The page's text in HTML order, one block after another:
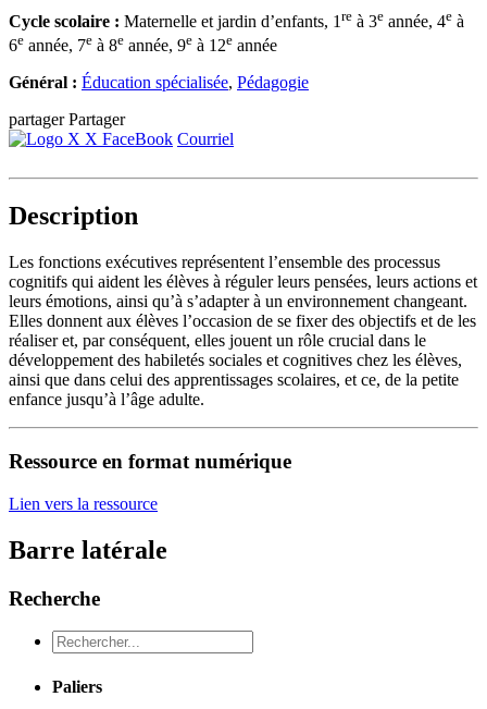
Cycle scolaire : Maternelle et jardin d’enfants, 1 re à 3e année, 4e à
6e année, 7e à 8e année, 9e à 12e année
Général : Éducation spécialisée, Pédagogie
partagerPartager
X FaceBook Courriel
Description
Les fonctions exécutives représentent l’ensemble des processus
cognitifs qui aident les élèves à réguler leurs pensées, leurs actions et
leurs émotions, ainsi qu’à s’adapter à un environnement changeant.
Elles donnent aux élèves l’occasion de se fixer des objectifs et de les
réaliser et, par conséquent, elles jouent un rôle crucial dans le
développement des habiletés sociales et cognitives chez les élèves,
ainsi que dans celui des apprentissages scolaires, et ce, de la petite
enfance jusqu’à l’âge adulte.
Ressource en format numérique
Lien vers la ressource
Barre latérale
Recherche
Recheche
Paliers